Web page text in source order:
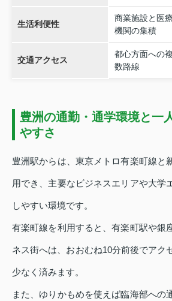
生活利便性
商業施設と医療
機関の集積
交通アクセス
都心方面への複
数路線
豊洲の通勤・通学環境と一
やすさ
豊洲駅からは、東京メトロ有楽町線と
用でき、主要なビジネスエリアや大学
しやすい環境です。
有楽町線を利用すると、有楽町駅や銀
ネス街へは、おおむね10分前後でアク
少なく済みます。
また、ゆりかもめを使えば臨海部への